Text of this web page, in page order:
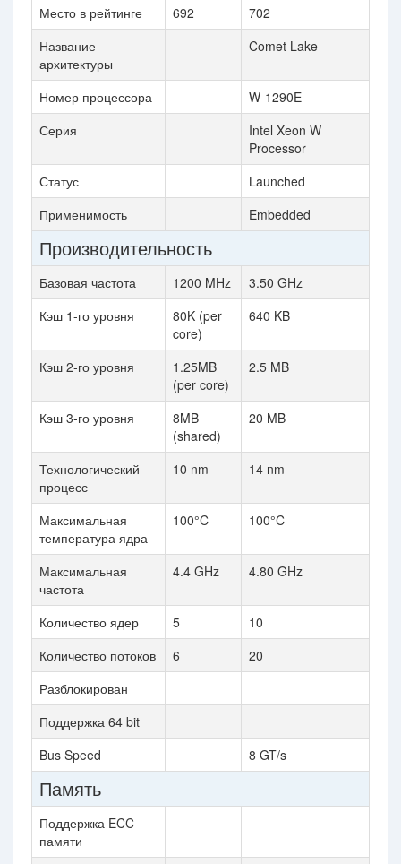
Место в рейтинге 692
702
Название
архитектуры
Comet Lake
Номер процессора
W-1290E
Серия
Intel Xeon W
Processor
Статус
Launched
Применимость
Embedded
Производительность
Базовая частота 1200 MHz
3.50 GHz
Кэш 1-го уровня
80K (per
core)
640 KB
Кэш 2-го уровня
1.25MB
(per core)
2.5 MB
Кэш 3-го уровня
8MB
(shared)
20 MB
Технологический
процесс
10 nm 14 nm
Максимальная
температура ядра
100°C 100°C
Максимальная
частота
4.4 GHz 4.80 GHz
Количество ядер 5
10
Количество потоков
6
20
Разблокирован
Поддержка 64 bit
Bus Speed
8 GT/s
Память
Поддержка ECC-
памяти